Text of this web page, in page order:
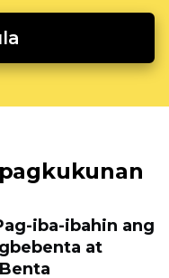
iba-ibahin ang
at